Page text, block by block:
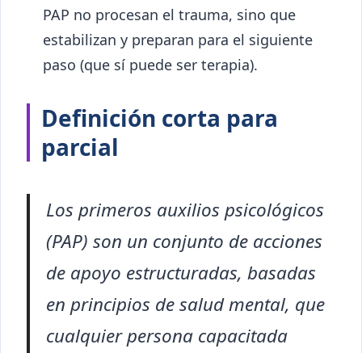
PAP no procesan el trauma, sino que
estabilizan y preparan para el siguiente
paso (que sí puede ser terapia).
Definición corta para
parcial
Los primeros auxilios psicológicos
(PAP) son un conjunto de acciones
de apoyo estructuradas, basadas
en principios de salud mental, que
cualquier persona capacitada